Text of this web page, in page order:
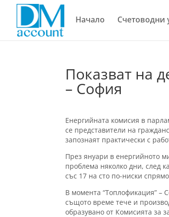
Начало Счетоводни
Показват на
– София
Енергийната комисия в
се представители на
запознаят практически с
През януари в енергийното
проблема няколко дни, след
със 17 на сто по-ниски
В момента “Топлофикация” –
същото време тече и
образувано от Комисията за